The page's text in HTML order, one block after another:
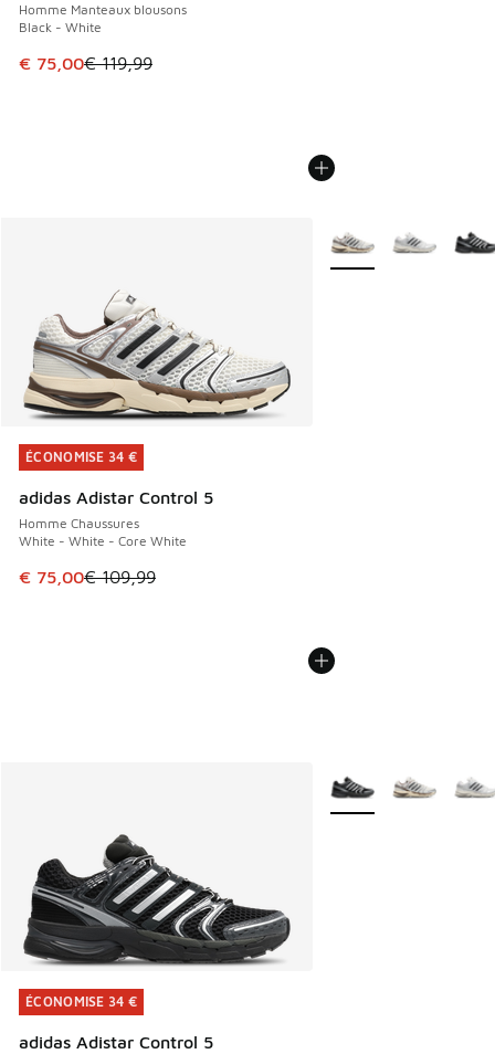
Homme Manteaux blousons
Black - White
Cet article est en promotion. Prix en baisse de € 119,99 à
€ 75,00€ 119,99
ÉCONOMISE 34 €
adidas Adistar Control 5
Homme Chaussures
White - White - Core White
Cet article est en promotion. Prix en baisse de € 109,99 à
€ 75,00€ 109,99
ÉCONOMISE 34 €
Plus de couleurs
ÉCONOMISE 34 €
adidas Adistar Control 5
ÉCONOMISE 34 €
Plus de couleurs